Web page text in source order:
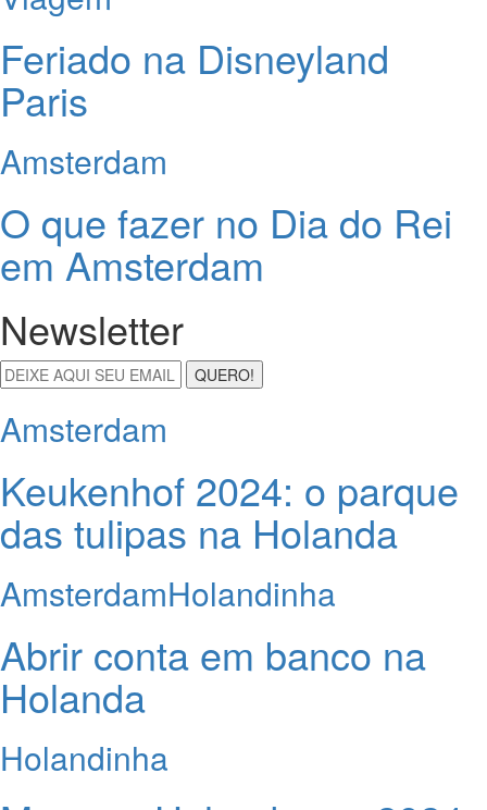
Feriado na Disneyland
Paris
Amsterdam
O que fazer no Dia do Rei
em Amsterdam
Newsletter
QUERO!
Amsterdam
Keukenhof 2024: o parque
das tulipas na Holanda
AmsterdamHolandinha
Abrir conta em banco na
Holanda
Holandinha